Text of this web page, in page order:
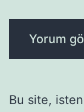
Bu site,